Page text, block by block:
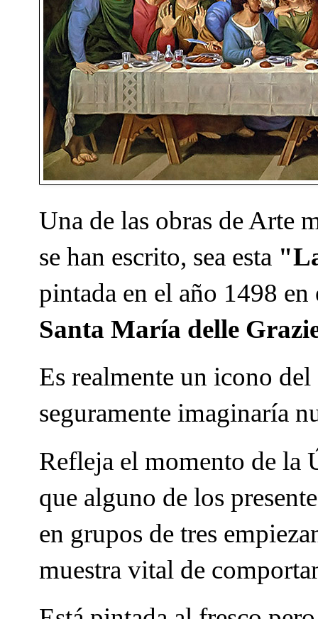
Una de las obras de Arte
se han escrito, sea esta
pintada en el año 1498
Santa María delle
Es realmente un icono
seguramente imaginaría
Refleja el momento de la
que alguno de los
en grupos de tres
muestra vital de